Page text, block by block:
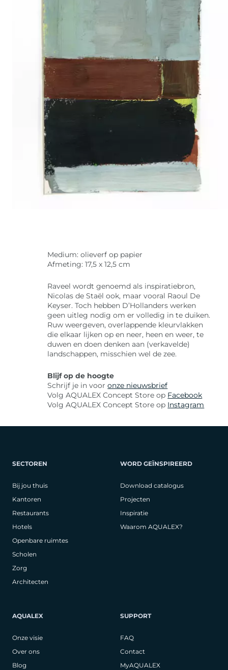
Medium: olieverf op papier
Afmeting: 17,5 x 12,5 cm
Raveel wordt genoemd als inspiratiebron,
Nicolas de Staël ook, maar vooral Raoul De
Keyser. Toch hebben D’Hollanders werken
geen uitleg nodig om er volledig in te duiken.
Ruw weergeven, overlappende kleurvlakken
die elkaar lijken op en neer, heen en weer, te
duwen en doen denken aan (verkavelde)
landschappen, misschien wel de zee.
Blijf op de hoogte
Schrijf je in vooronze nieuwsbrief
Volg AQUALEX Concept Store op Facebook
Volg AQUALEX Concept Store op Instagram
SECTOREN
Bij jou thuis
Kantoren
Restaurants
Hotels
Openbare ruimtes
Scholen
Zorg
Architecten
WORD GEÏNSPIREERD
Download catalogus
Projecten
Inspiratie
Waarom AQUALEX?
AQUALEX
Onze visie
Over ons
Blog
SUPPORT
FAQ
Contact
MyAQUALEX